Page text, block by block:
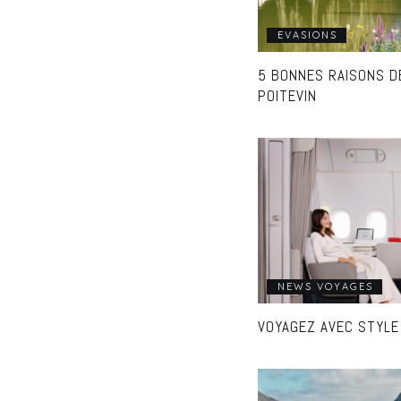
EVASIONS
5 BONNES RAISONS
POITEVIN
NEWS VOYAGES
VOYAGEZ AVEC